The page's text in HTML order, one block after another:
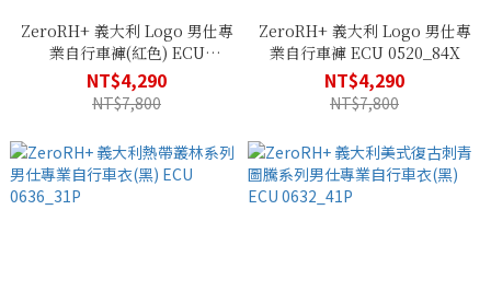
ZeroRH+ 義大利 Logo 男仕專
業自行車褲(紅色) ECU
0520_930
NT$4,290
NT$7,800
ZeroRH+ 義大利 Logo 男仕專
業自行車褲 ECU 0520_84X
NT$4,290
NT$7,800